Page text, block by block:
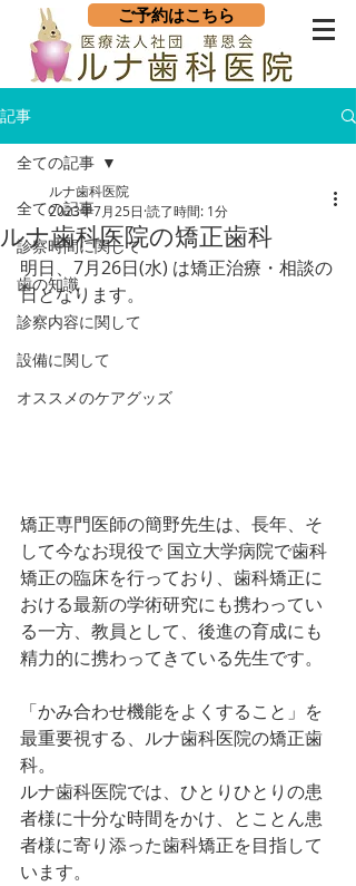
ご予約はこちら
記事
全ての記事
診察時間に関して
歯の知識
診察内容に関して
設備に関して
オススメのケアグッズ
全ての記事
ルナ歯科医院の矯正歯科
ルナ歯科医院
2023年7月25日 読了時間: 1分
明日、7月26日(水) は矯正治療・相談の
日となります。
矯正専門医師の簡野先生は、長年、そ
して今なお現役で 国立大学病院で歯科
矯正の臨床を行っており、歯科矯正に
おける最新の学術研究にも携わってい
る一方、教員として、後進の育成にも
精力的に携わってきている先生です。
「かみ合わせ機能をよくすること」を
最重要視する、ルナ歯科医院の矯正歯
科。
ルナ歯科医院では、ひとりひとりの患
者様に十分な時間をかけ、とことん患
者様に寄り添った歯科矯正を目指して
います。